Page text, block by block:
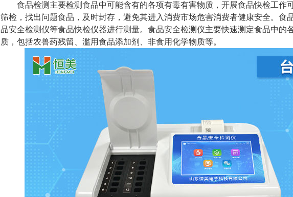
食品检测主要检测食品中可能含有的各项有毒有害物质，开展食品快检工作
筛检，找出问题食品，及时封存，避免其进入消费市场危害消费者健康安全。食
品安全检测仪等食品快检仪器进行测量。食品安全检测仪主要快速测定食品中的
质，包括农兽药残留、滥用食品添加剂、非食用化学物质等。